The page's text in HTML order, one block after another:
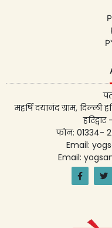
महर्षि दयानंद ग्राम, दिल्ली
फोन: 01334-
Email:
Email: